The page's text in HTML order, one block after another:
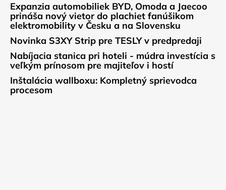
Expanzia automobiliek BYD, Omoda a Jaecoo
prináša nový vietor do plachiet fanúšikom
elektromobility v Česku a na Slovensku
Novinka S3XY Strip pre TESLY v predpredaji
Nabíjacia stanica pri hoteli - múdra investícia s
veľkým prínosom pre majiteľov i hostí
Inštalácia wallboxu: Kompletný sprievodca
procesom